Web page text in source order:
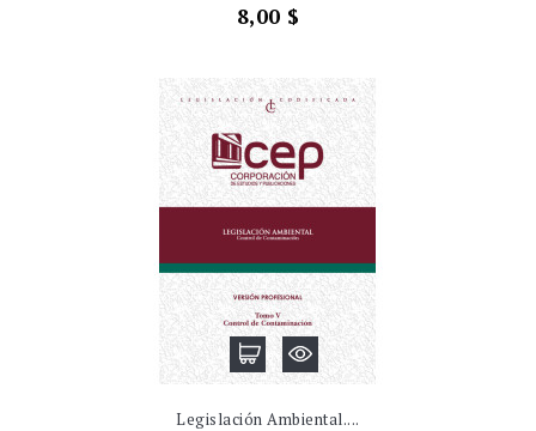
Precio
8,00 $
Legislación Ambiental....